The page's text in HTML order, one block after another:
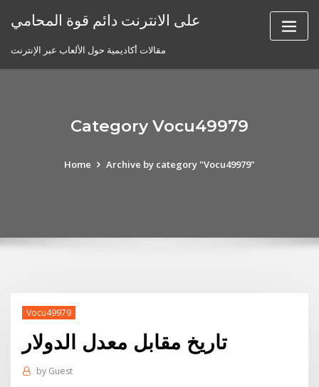
على الانترنت دائم قوة المحامي
مقالات أكاديمية حول الألعاب عبر الإنترنت
Category Vocu49979
Home Archive by category "Vocu49979"
Vocu49979
تاريخ مقابل معدل الدولار
by Guest